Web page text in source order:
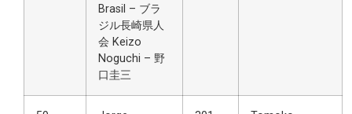
Brasil – ブラ
ジル長崎県人
会 Keizo
Noguchi – 野
口圭三